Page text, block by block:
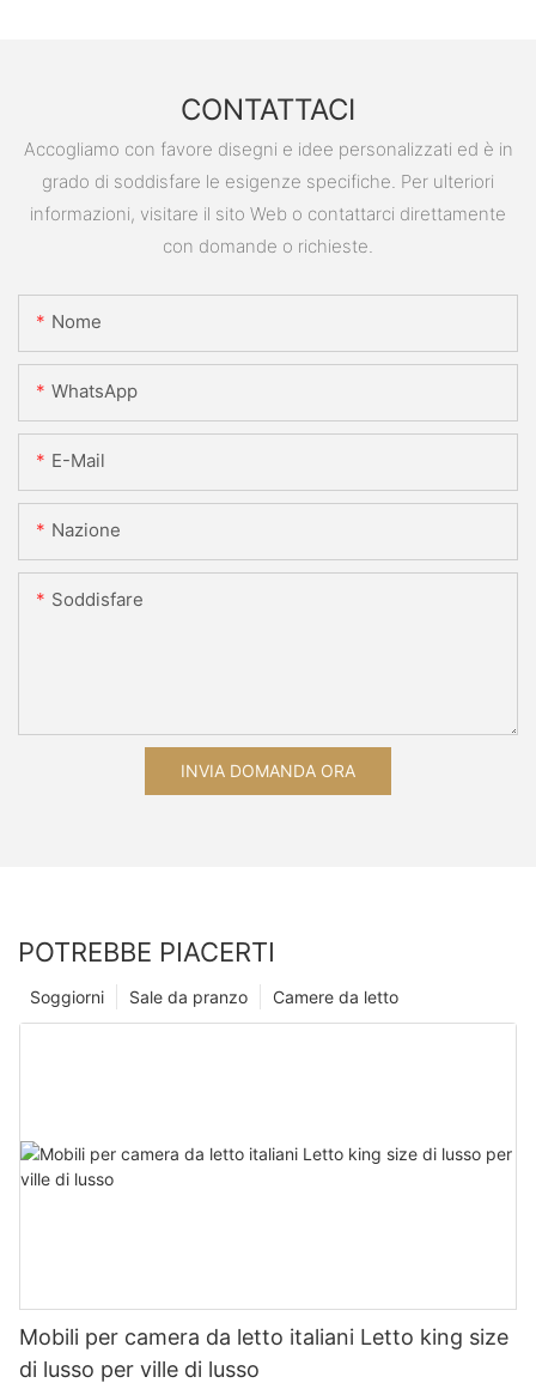
CONTATTACI
Accogliamo con favore disegni e idee personalizzati ed è in
grado di soddisfare le esigenze specifiche. Per ulteriori
informazioni, visitare il sito Web o contattarci direttamente
con domande o richieste.
Nome
WhatsApp
E-Mail
Nazione
Soddisfare
INVIA DOMANDA ORA
POTREBBE PIACERTI
Camere da letto
Sale da pranzo
Soggiorni
Mobili per camera da letto italiani Letto king size
di lusso per ville di lusso